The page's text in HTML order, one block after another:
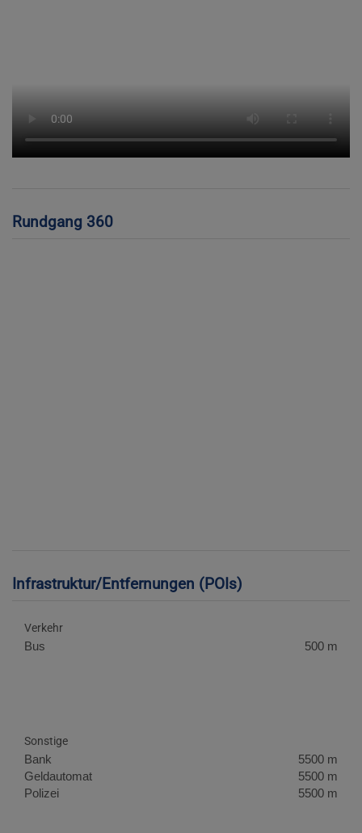
Rundgang 360
Infrastruktur/Entfernungen (POIs)
Verkehr
Bus 500 m
Sonstige
Bank
5500 m
Geldautomat
5500 m
Polizei
5500 m